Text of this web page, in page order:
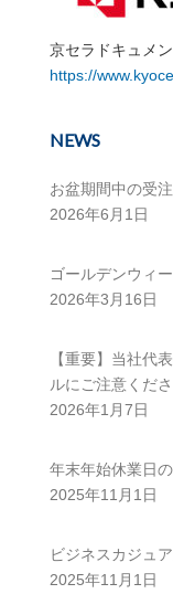
京セラドキュメ
https://
NEWS
お盆期間中の受
2026年6月1日
ゴールデンウィ
2026年3月16日
【重要】当社代
ルにご注意くだ
2026年1月7日
年末年始休業日
2025年11月1日
ビジネスカジュ
2025年11月1日